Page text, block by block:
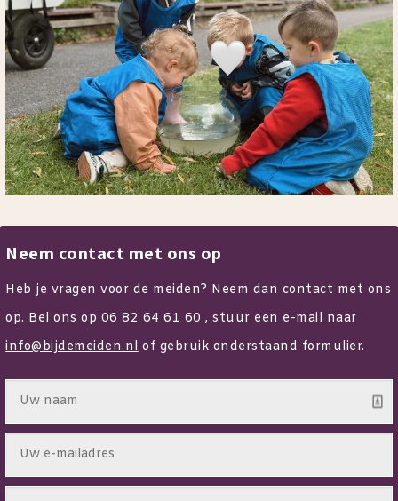
Neem contact met ons op
Heb je vragen voor de meiden? Neem dan contact met ons
op. Bel ons op 06 82 64 61 60 , stuur een e-mail naar
info@bijdemeiden.nlof gebruik onderstaand formulier.